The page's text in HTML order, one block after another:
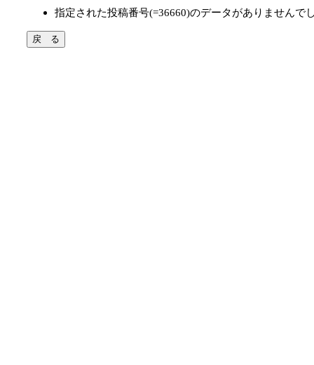
指定された投稿番号(=36660)のデータがありませんで